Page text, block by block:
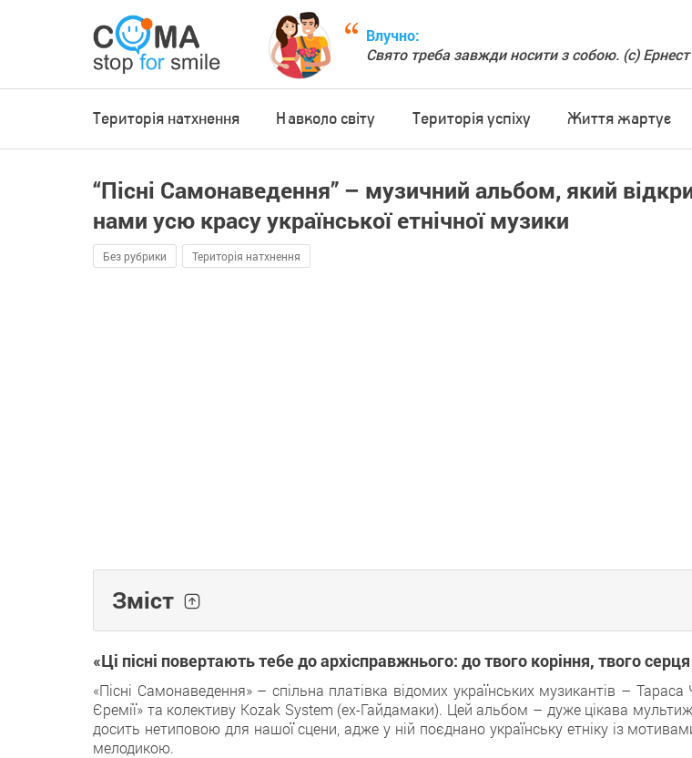
Влучно:
Свято треба завжди носити з собою. (с) Ернест
Територія натхнення Навколо світу Територія успіху Життя жартує
“Пісні Самонаведення” – музичний альбом, який
нами усю красу української етнічної музики
Без рубрики Територія натхнення
Зміст
«Ці пісні повертають тебе до архісправжнього: до твого коріння, твого серця
«Пісні Самонаведення» – спільна платівка відомих українських музикантів –
Єремії» та колективу Kozak System (ex-Гайдамаки). Цей альбом – дуже цікава
досить нетиповою для нашої сцени, адже у ній поєднано українську етніку із
мелодикою.